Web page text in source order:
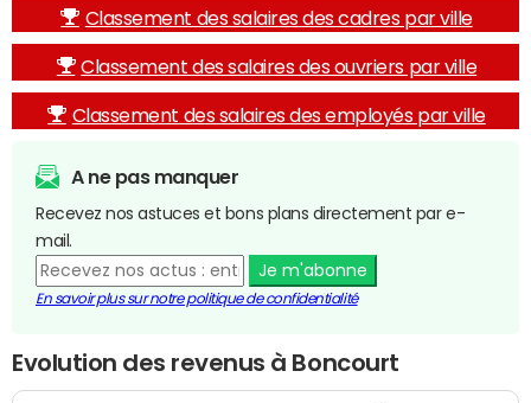
Classement des salaires des cadres par ville
Classement des salaires des ouvriers par ville
Classement des salaires des employés par ville
A ne pas manquer
Recevez nos astuces et bons plans directement par e-
mail.
Je m'abonne
En savoir plus sur notre politique de confidentialité
Evolution des revenus à Boncourt